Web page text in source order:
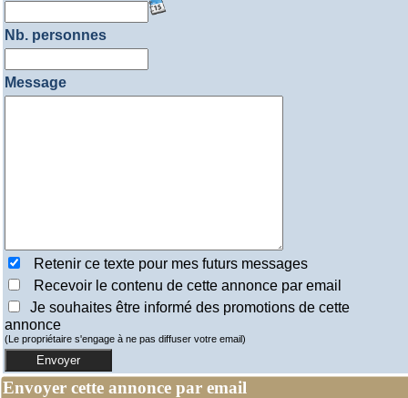
Nb. personnes
Message
Retenir ce texte pour mes futurs messages
Recevoir le contenu de cette annonce par email
Je souhaites être informé des promotions de cette
annonce
(Le propriétaire s'engage à ne pas diffuser votre email)
Envoyer cette annonce par email